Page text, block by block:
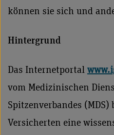
können sie sich und
Hintergrund
Das Internetportal
vom Medizinischen
Spitzenverbandes (MDS)
Versicherten eine